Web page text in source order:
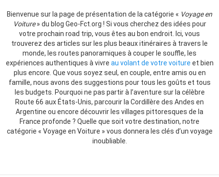
Bienvenue sur la page de présentation de la catégorie « Voyage en
Voiture» du blog Geo-Fct.org ! Si vous cherchez des idées pour
votre prochain road trip, vous êtes au bon endroit. Ici, vous
trouverez des articles sur les plus beaux itinéraires à travers le
monde, les routes panoramiques à couper le souffle, les
expériences authentiques à vivre au volant de votre voiture et bien
plus encore. Que vous soyez seul, en couple, entre amis ou en
famille, nous avons des suggestions pour tous les goûts et tous
les budgets. Pourquoi ne pas partir à l’aventure sur la célèbre
Route 66 aux États-Unis, parcourir la Cordillère des Andes en
Argentine ou encore découvrir les villages pittoresques de la
France profonde ? Quelle que soit votre destination, notre
catégorie « Voyage en Voiture » vous donnera les clés d’un voyage
inoubliable.